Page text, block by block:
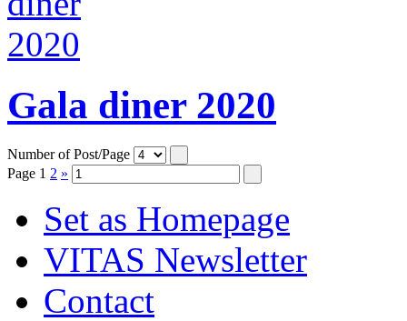
Gala diner 2020
Number of Post/Page
Page 1 2 »
Set as Homepage
VITAS Newsletter
Contact